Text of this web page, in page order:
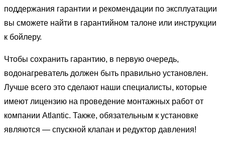
поддержания гарантии и рекомендации по эксплуатации
вы сможете найти в гарантийном талоне или инструкции
к бойлеру.
Чтобы сохранить гарантию, в первую очередь,
водонагреватель должен быть правильно установлен.
Лучше всего это сделают наши специалисты, которые
имеют лицензию на проведение монтажных работ от
компании Atlantic. Также, обязательным к установке
являются — спускной клапан и редуктор давления!